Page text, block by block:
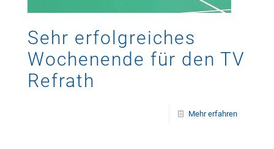
Sehr erfolgreiches
Wochenende für den TV
Refrath
Mehr erfahren